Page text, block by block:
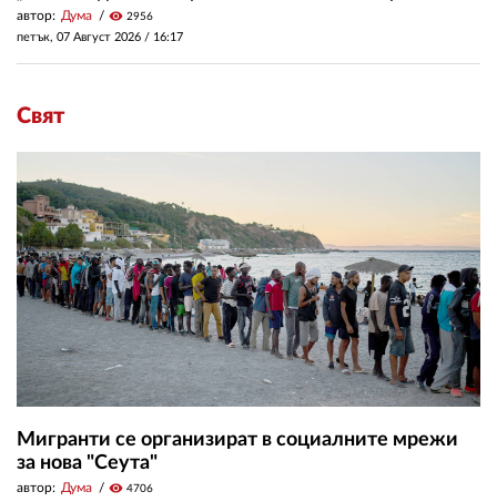
автор: Дума visibility 2956
петък, 07 Август 2026 / 16:17
Свят
Мигранти се организират в социалните мрежи
за нова "Сеута"
автор: Дума visibility 4706